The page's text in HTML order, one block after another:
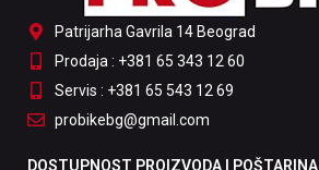
Patrijarha Gavrila 14 Beograd
Prodaja : +381 65 343 12 60
Servis : +381 65 543 12 69
probikebg@gmail.com
DOSTUPNOST PROIZVODA I POŠTARINA